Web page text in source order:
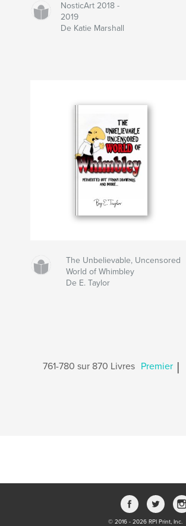
NosticArt 2018 -
2019
De Katie Marshall
The Unbelievable, Uncensored
World of Whimbley
De E. Taylor
761-780 sur 870 Livres Premier
© 2016 - 2026 RPI Print, Inc.